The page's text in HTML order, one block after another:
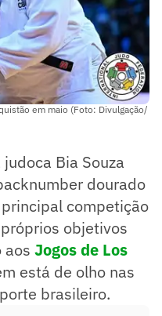
em maio (Foto: Divulgação/
Bia Souza
dourado
competição
objetivos
aos Jogos de Los
está de olho nas
brasileiro.